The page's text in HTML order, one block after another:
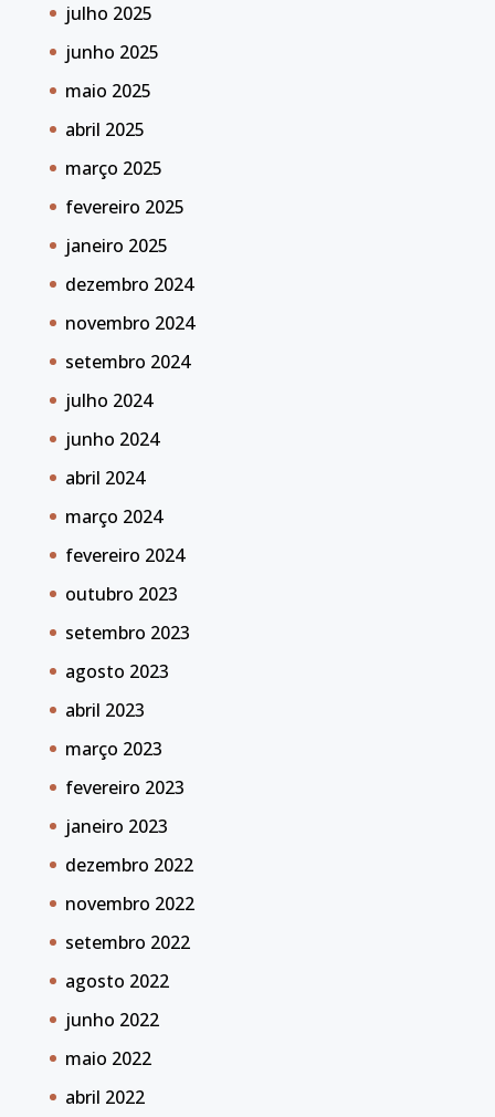
julho 2025
junho 2025
maio 2025
abril 2025
março 2025
fevereiro 2025
janeiro 2025
dezembro 2024
novembro 2024
setembro 2024
julho 2024
junho 2024
abril 2024
março 2024
fevereiro 2024
outubro 2023
setembro 2023
agosto 2023
abril 2023
março 2023
fevereiro 2023
janeiro 2023
dezembro 2022
novembro 2022
setembro 2022
agosto 2022
junho 2022
maio 2022
abril 2022